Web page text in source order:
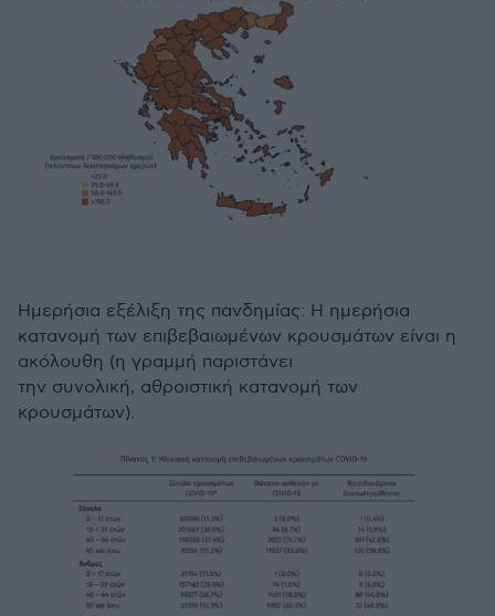
Ημερήσια εξέλιξη της πανδημίας: Η ημερήσια
κατανομή των επιβεβαιωμένων κρουσμάτων είναι η
ακόλουθη (η γραμμή παριστάνει
την συνολική, αθροιστική κατανομή των
κρουσμάτων).